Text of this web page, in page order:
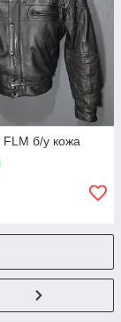
FLM б/у кожа